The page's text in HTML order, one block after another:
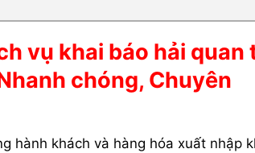
vụ khai báo hải quan
chóng, Chuyên
hành khách và hàng hóa xuất nhập